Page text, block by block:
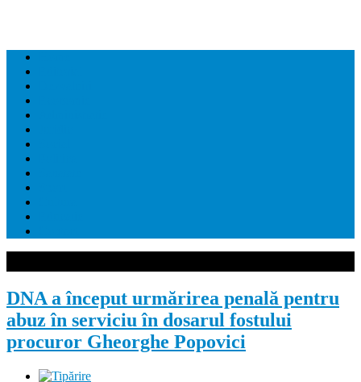
DNA a început urmărirea penală pentru
abuz în serviciu în dosarul fostului
procuror Gheorghe Popovici